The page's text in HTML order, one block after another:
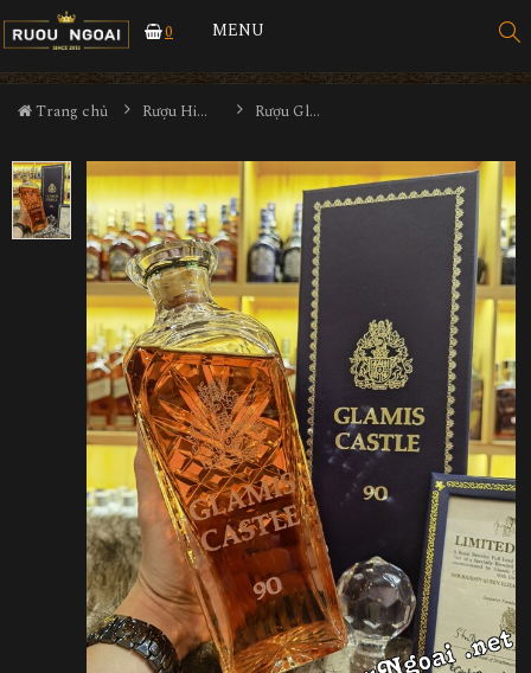
0 MENU
Trang chủ Rượu Hiếm - Cũ Rượu Glamis Cartle Mừng Sinh Nhật Lần Thứ 90 của Nữ Hoàng Trong Lâu Đài Glamis